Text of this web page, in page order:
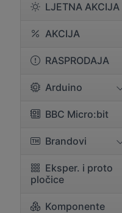
LJETNA AKCIJA
AKCIJA
RASPRODAJA
Arduino
BBC Micro:bit
Brandovi
Eksper. i proto
pločice
Komponente